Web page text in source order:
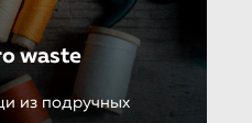
waste
из подручных